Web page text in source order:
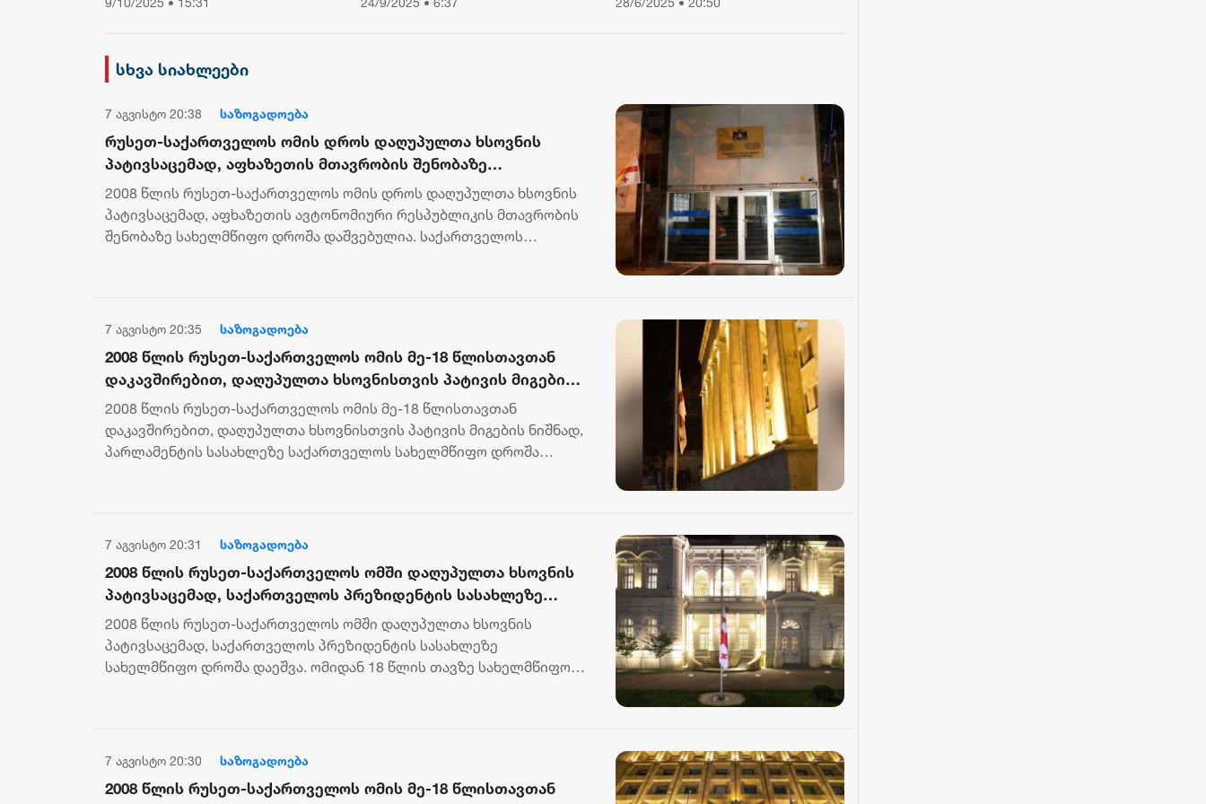
დამხობის მიზნით
დაორგანიზებული შეკრების
მხარდაჭერის გამო
სხვა სიახლეები
7 აგვისტო 20:38 საზოგადოება
რუსეთ-საქართველოს ომის დროს დაღუპულთა ხსოვნის
პატივსაცემად, აფხაზეთის მთავრობის შენობაზე
სახელმწიფო დროშა დაშვებულია
2008 წლის რუსეთ-საქართველოს ომის დროს დაღუპულთა ხსოვნის
პატივსაცემად, აფხაზეთის ავტონომიური რესპუბლიკის მთავრობის
შენობაზე სახელმწიფო დროშა დაშვებულია. საქართველოს
7 აგვისტო 20:35 საზოგადოება
2008 წლის რუსეთ-საქართველოს ომის მე-18 წლისთავთან
დაკავშირებით, დაღუპულთა ხსოვნისთვის პატივის მიგების
ნიშნად, პარლამენტის სასახლეზე საქართველოს
სახელმწიფო დროშა დაეშვა
2008 წლის რუსეთ-საქართველოს ომის მე-18 წლისთავთან
დაკავშირებით, დაღუპულთა ხსოვნისთვის პატივის მიგების ნიშნად,
პარლამენტის სასახლეზე საქართველოს სახელმწიფო დროშა
7 აგვისტო 20:31 საზოგადოება
2008 წლის რუსეთ-საქართველოს ომში დაღუპულთა ხსოვნის
პატივსაცემად, საქართველოს პრეზიდენტის სასახლეზე
სახელმწიფო დროშა დაეშვა
2008 წლის რუსეთ-საქართველოს ომში დაღუპულთა ხსოვნის
პატივსაცემად, საქართველოს პრეზიდენტის სასახლეზე
სახელმწიფო დროშა დაეშვა. ომიდან 18 წლის თავზე სახელმწიფო
7 აგვისტო 20:30 საზოგადოება
2008 წლის რუსეთ-საქართველოს ომის მე-18 წლისთავთან